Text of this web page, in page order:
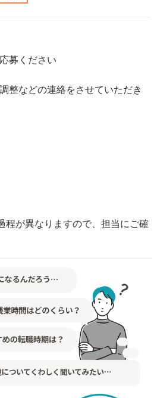
募ください
整などの連絡をさせていただき
が異なりますので、担当にご確